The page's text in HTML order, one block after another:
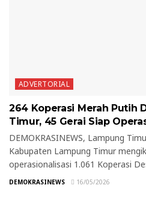
ADVERTORIAL
264 Koperasi Merah Putih
Timur, 45 Gerai Siap
DEMOKRASINEWS, Lampung
Kabupaten Lampung Timur
operasionalisasi 1.061 Koperasi
DEMOKRASINEWS 16/05/2026